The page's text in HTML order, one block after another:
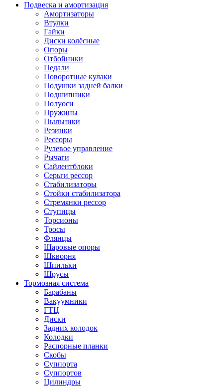
Подвеска и амортизация
Амортизаторы
Втулки
Гайки
Диски колёсные
Опоры
Отбойники
Педали
Поворотные кулаки
Подушки задней балки
Подшипники
Полуоси
Пружины
Пыльники
Резинки
Рессоры
Рулевое управление
Рычаги
Сайлентблоки
Серьги рессор
Стабилизаторы
Стойки стабилизатора
Стремянки рессор
Ступицы
Торсионы
Тросы
Флянцы
Шаровые опоры
Шкворня
Шпильки
Шрусы
Тормозная система
Барабаны
Вакуумники
ГТЦ
Диски
Задних колодок
Колодки
Распорные планки
Скобы
Суппорта
Суппортов
Цилиндры